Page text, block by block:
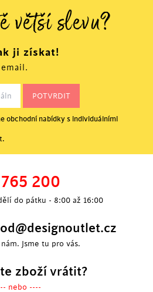
větší slevu?
ji získat!
obchodní nabídky s individuálními
200
do pátku - 8:00 až 16:00
Jsme tu pro vás.
zboží vrátit?
nebo ----